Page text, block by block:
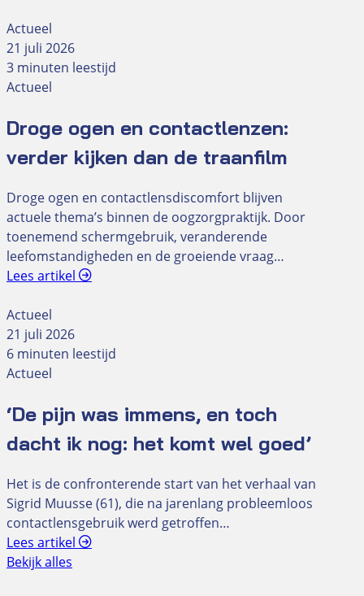
Actueel
21 juli 2026
3 minuten leestijd
Actueel
Droge ogen en contactlenzen:
verder kijken dan de traanfilm
Droge ogen en contactlensdiscomfort blijven
actuele thema’s binnen de oogzorgpraktijk. Door
toenemend schermgebruik, veranderende
leefomstandigheden en de groeiende vraag…
Lees artikel
Actueel
21 juli 2026
6 minuten leestijd
Actueel
‘De pijn was immens, en toch
dacht ik nog: het komt wel goed’
Het is de confronterende start van het verhaal van
Sigrid Muusse (61), die na jarenlang probleemloos
contactlensgebruik werd getroffen…
Lees artikel
Bekijk alles